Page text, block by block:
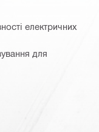
електричних
для